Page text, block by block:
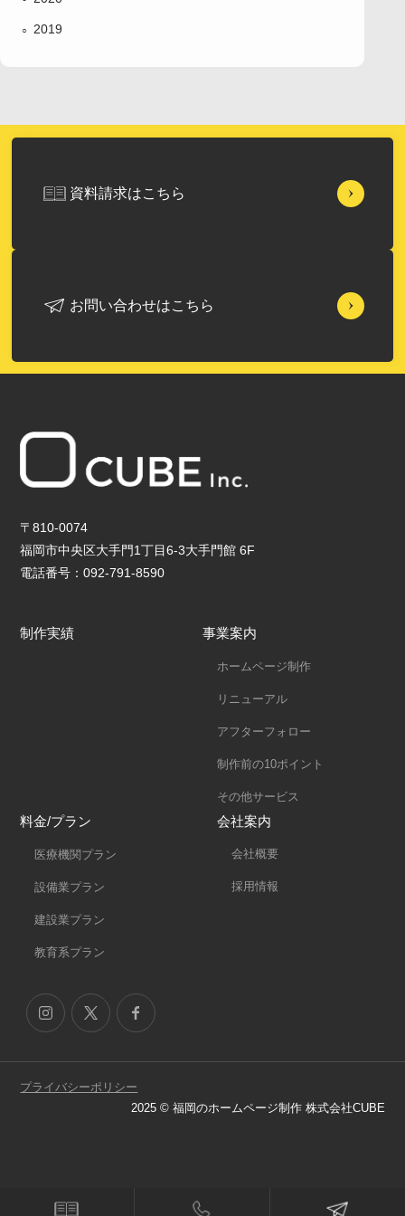
2019
資料請求はこちら
お問い合わせはこちら
〒810-0074
福岡市中央区大手門1丁目6-3大手門館 6F
電話番号：092-791-8590
制作実績 事業案内
ホームページ制作
リニューアル
アフターフォロー
制作前の10ポイント
その他サービス
料金/プラン
医療機関プラン
設備業プラン
建設業プラン
教育系プラン
会社案内
会社概要
採用情報
プライバシーポリシー
2025 © 福岡のホームページ制作 株式会社CUBE